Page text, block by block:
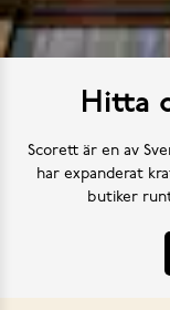
Hitta
Scorett är en av
har expanderat
butiker